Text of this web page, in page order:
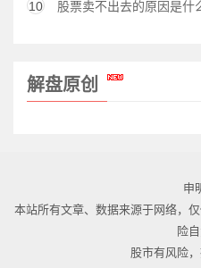
10 股票卖不出去的原因是什
解盘原创
申
本站所有文章、数据来源于网络，
险自
股市有风险，